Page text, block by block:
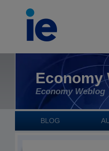
Economy
Economy Weblog
BLOG